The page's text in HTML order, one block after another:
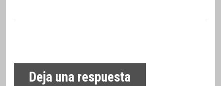
Deja una respuesta